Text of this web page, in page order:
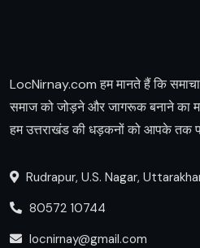
LocNirnay.com हम मानते हैं कि
समाज को जोड़ने और जागरूक बनाने का
हम उत्तराखंड की धड़कनों को आपके तक
Rudrapur, U.S. Nagar,
80572 10744
locnirnay@gmail.com